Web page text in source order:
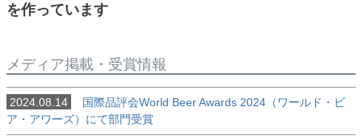
を作っています
メディア掲載・受賞情報
2024.08.14
国際品評会World Beer Awards 2024（ワールド・ビ
ア・アワーズ）にて部門受賞